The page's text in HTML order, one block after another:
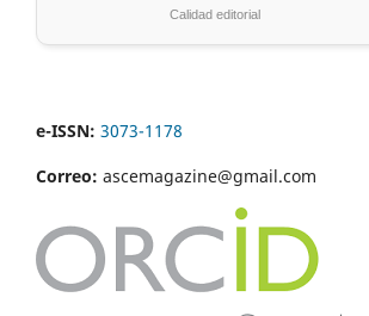
Calidad editorial
e-ISSN: 3073-1178
Correo: ascemagazine@gmail.com